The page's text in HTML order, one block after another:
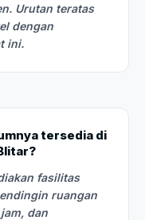
Urutan teratas
dengan
ini.
tersedia di
fasilitas
ruangan
dan